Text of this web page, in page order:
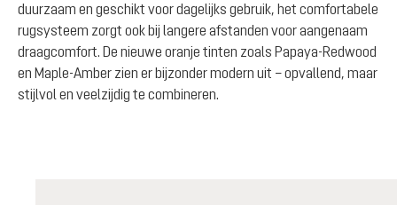
duurzaam en geschikt voor dagelijks gebruik, het comfortabele
rugsysteem zorgt ook bij langere afstanden voor aangenaam
draagcomfort. De nieuwe oranje tinten zoals Papaya-Redwood
en Maple-Amber zien er bijzonder modern uit – opvallend, maar
stijlvol en veelzijdig te combineren.